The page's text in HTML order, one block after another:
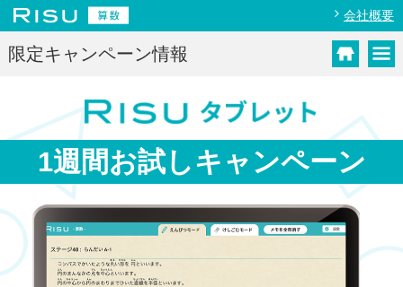
会社概要
限定キャンペーン情報
1週間お試し キャンペーン